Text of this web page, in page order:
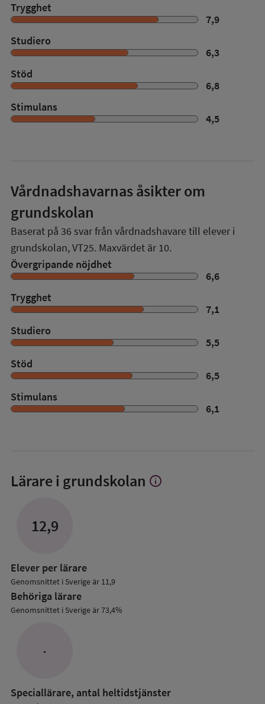
Trygghet
7,9
Studiero
6,3
Stöd
6,8
Stimulans
4,5
Vårdnadshavarnas åsikter om
grundskolan
Baserat på 36 svar från vårdnadshavare till elever i
grundskolan,VT25. Maxvärdet är 10.
Övergripande nöjdhet
6,6
Trygghet
7,1
Studiero
5,5
Stöd
6,5
Stimulans
6,1
Lärare i grundskolan Visa
info
12,9
Elever per lärare
Genomsnittet i Sverige är 11,9
Behöriga lärare
Genomsnittet i Sverige är 73,4%
-
Speciallärare, antal heltidstjänster